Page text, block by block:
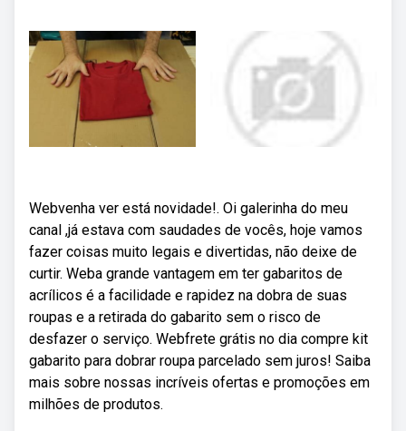
Webvenha ver está novidade!. Oi galerinha do meu
canal ,já estava com saudades de vocês, hoje vamos
fazer coisas muito legais e divertidas, não deixe de
curtir. Weba grande vantagem em ter gabaritos de
acrílicos é a facilidade e rapidez na dobra de suas
roupas e a retirada do gabarito sem o risco de
desfazer o serviço. Webfrete grátis no dia compre kit
gabarito para dobrar roupa parcelado sem juros! Saiba
mais sobre nossas incríveis ofertas e promoções em
milhões de produtos.